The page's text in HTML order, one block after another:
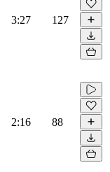
3:27 127
2:16 88